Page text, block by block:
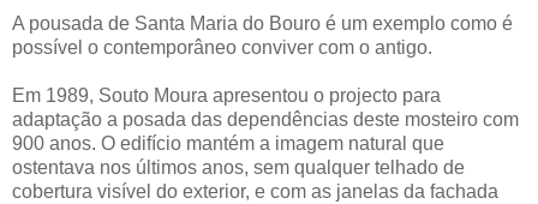
A pousada de Santa Maria do Bouro é um exemplo como é
possível o contemporâneo conviver com o antigo.
Em 1989, Souto Moura apresentou o projecto para
adaptação a posada das dependências deste mosteiro com
900 anos. O edifício mantém a imagem natural que
ostentava nos últimos anos, sem qualquer telhado de
cobertura visível do exterior, e com as janelas da fachada